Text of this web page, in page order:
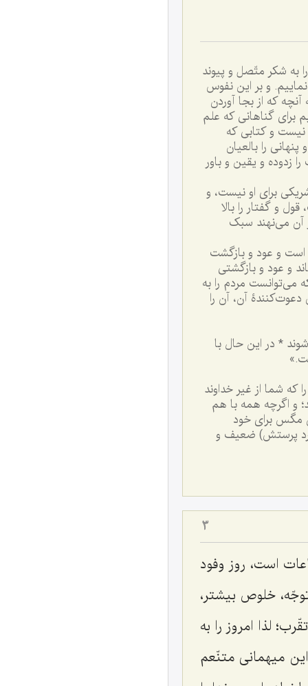
به شکر متّصل و پیوند
و بر این نفوس
که از بجا آوردن
برای گناهانی که علم
نیست و کتابی که
را بالعیان
زدوده و یقین و باور
برای او نیست، و
و گفتار را بالا
آن می‌نهند سبک
است و عود و بازگشت
و عود و بازگشتی
می‌توانست مردم را به
آن، آن را
* در این حال با
که شما از غیر خداوند
و اگرچه همه با هم
مگس برای خود
پرستش) ضعیف و
3
است، روز وفود
خلوص بیشتر،
لذا امروز را به
میهمانی متنّعم